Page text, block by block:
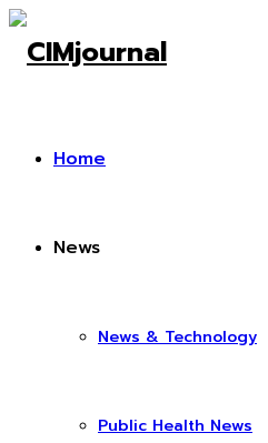
Home
News
News & Technology
Public Health News